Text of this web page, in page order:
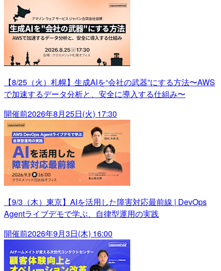
【8/25（火）札幌】生成AIを“会社の武器”にする方法〜AWS
で加速するデータ分析と、安全に導入する仕組み〜
開催前2026年8月25日(火) 17:30
【9/3（木）東京】AIを活用した障害対応最前線 | DevOps
Agentライブデモで学ぶ、自律型運用の実践
開催前2026年9月3日(木) 16:00